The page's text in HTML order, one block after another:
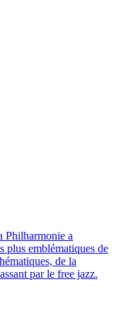
Philharmonie a
plus emblématiques de
de la
par le free jazz.